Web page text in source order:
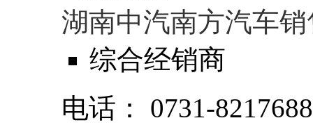
湖南中汽南方汽车
综合经销商
电话：
0731-